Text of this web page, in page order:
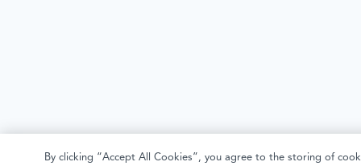
By clicking “Accept All Cookies”, you agree to the storing of